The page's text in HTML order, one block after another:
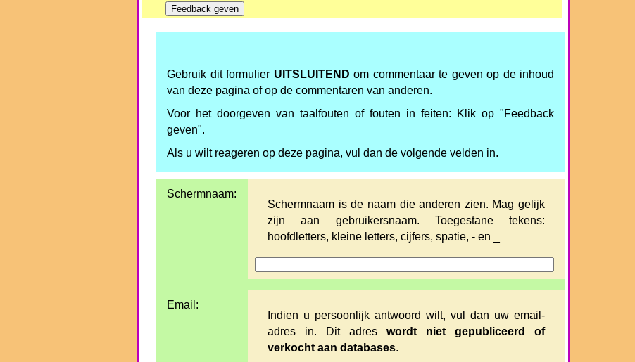
Gebruik dit formulier UITSLUITEND om commentaar te geven op de inhoud
van deze pagina of op de commentaren van anderen.
Voor het doorgeven van taalfouten of fouten in feiten: Klik op "Feedback
geven".
Als u wilt reageren op deze pagina, vul dan de volgende velden in.
Schermnaam:
Schermnaam is de naam die anderen zien. Mag gelijk
zijn aan gebruikersnaam. Toegestane tekens:
hoofdletters, kleine letters, cijfers, spatie, - en _
Email:
Indien u persoonlijk antwoord wilt, vul dan uw email-
adres in. Dit adres wordt niet gepubliceerd of
verkocht aan databases.